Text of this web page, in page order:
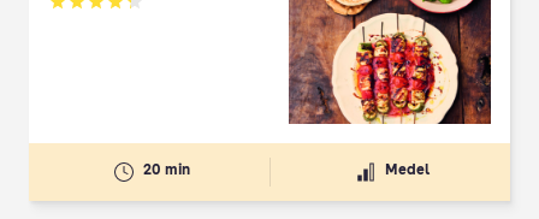
Betyg: 4.3 av 5
20 min Medel